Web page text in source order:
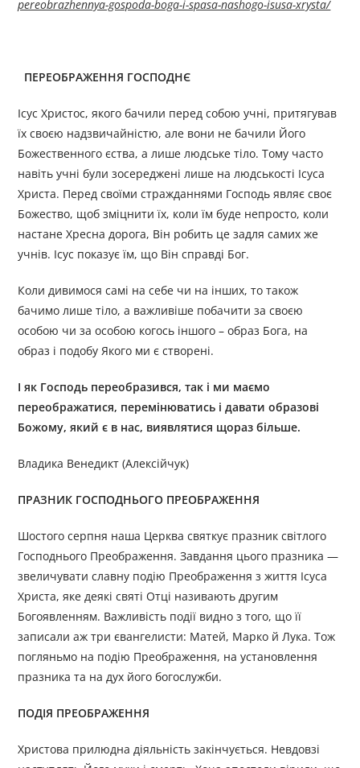
pereobrazhennya-gospoda-boga-i-spasa-nashogo-isusa-xrysta/
ПЕРЕОБРАЖЕННЯ ГОСПОДНЄ
Ісус Христос, якого бачили перед собою учні, притягував
їх своєю надзвичайністю, але вони не бачили Його
Божественного єства, а лише людське тіло. Тому часто
навіть учні були зосереджені лише на людськості Ісуса
Христа. Перед своїми стражданнями Господь являє своє
Божество, щоб зміцнити їх, коли їм буде непросто, коли
настане Хресна дорога, Він робить це задля самих же
учнів. Ісус показує їм, що Він справді Бог.
Коли дивимося самі на себе чи на інших, то також
бачимо лише тіло, а важливіше побачити за своєю
особою чи за особою когось іншого – образ Бога, на
образ і подобу Якого ми є створені.
І як Господь переобразився, так і ми маємо
переображатися, перемінюватись і давати образові
Божому, який є в нас, виявлятися щораз більше.
Владика Венедикт (Алексійчук)
ПРАЗНИК ГОСПОДНЬОГО ПРЕОБРАЖЕННЯ
Шостого серпня наша Церква святкує празник світлого
Господнього Преображення. Завдання цього празника —
звеличувати славну подію Преображення з життя Ісуса
Христа, яке деякі святі Отці називають другим
Богоявленням. Важливість події видно з того, що її
записали аж три євангелисти: Матей, Марко й Лука. Тож
погляньмо на подію Преображення, на установлення
празника та на дух його богослужби.
ПОДІЯ ПРЕОБРАЖЕННЯ
Христова прилюдна діяльність закінчується. Невдовзі